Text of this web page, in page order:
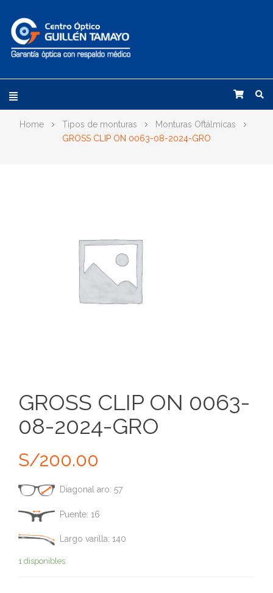
Home Tipos de monturas
Monturas Oftálmicas
GROSS CLIP ON 0063-08-2024-GRO
GROSS CLIP ON 0063-
08-2024-GRO
S/200.00
Diagonal aro: 57
Puente: 16
Largo varilla: 140
1 disponibles